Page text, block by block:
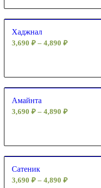
Хаджнал
3,690 ₽ – 4,890 ₽
Амайнта
3,690 ₽ – 4,890 ₽
Сатеник
3,690 ₽ – 4,890 ₽